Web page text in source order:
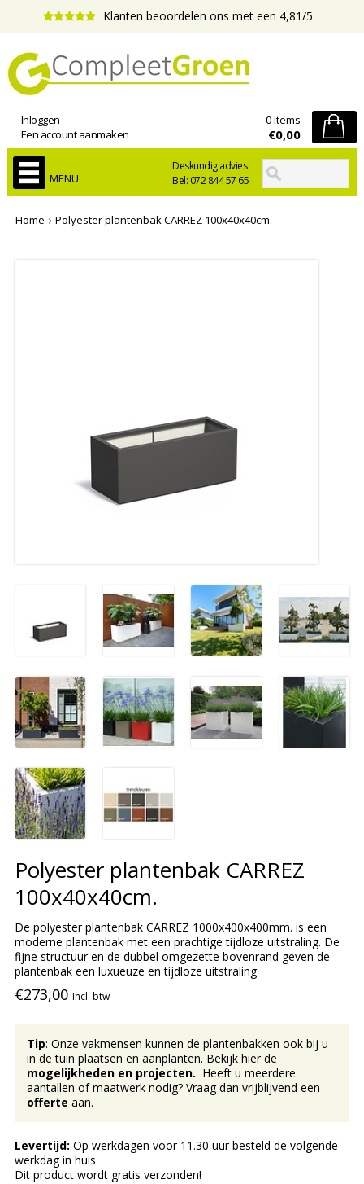
Klanten beoordelen ons met een 4,81/5
Deskundig advies
Bel: 072 844 57 65
Inloggen
Een account aanmaken
0 items
€0,00
MENU
Home Polyester plantenbak CARREZ 100x40x40cm.
Polyester plantenbak CARREZ
100x40x40cm.
De polyester plantenbak CARREZ 1000x400x400mm. is een
moderne plantenbak met een prachtige tijdloze uitstraling. De
fijne structuur en de dubbel omgezette bovenrand geven de
plantenbak een luxueuze en tijdloze uitstraling
€273,00 Incl. btw
Tip: Onze vakmensen kunnen de plantenbakken ook bij u
in de tuin plaatsen en aanplanten. Bekijk hier de
mogelijkheden en projecten. Heeft u meerdere
aantallen of maatwerk nodig? Vraag dan vrijblijvend een
offerte aan.
Levertijd: Op werkdagen voor 11.30 uur besteld de volgende
werkdag in huis
Dit product wordt gratis verzonden!